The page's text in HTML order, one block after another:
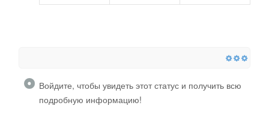
Войдите, чтобы увидеть этот статус и получить всю
подробную информацию!